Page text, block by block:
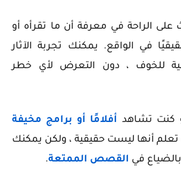
الراحة في معرفة أن ما تقرأه أو
في الواقع. يمكنك تجربة الآثار
للخوف ، دون التعرض لأي خطر
كنت تشاهد أفلامًا أو برامج مخيفة
تعلم أنها ليست حقيقية ، ولكن يمكنك
في القصص الممتعة.